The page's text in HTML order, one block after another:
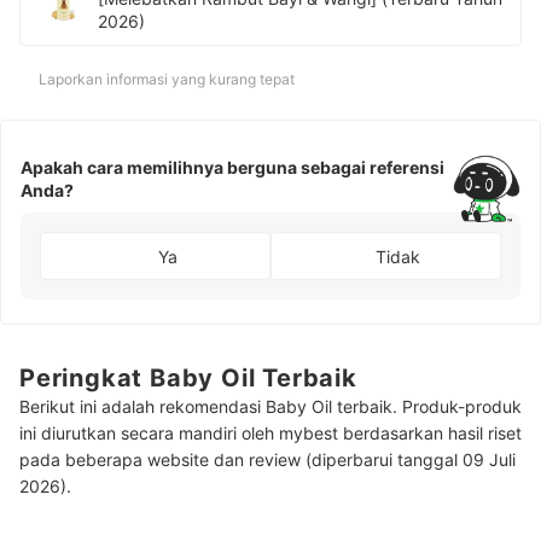
2026)
Laporkan informasi yang kurang tepat
Apakah cara memilihnya berguna sebagai referensi
Anda?
Ya Tidak
Peringkat Baby Oil Terbaik
Berikut ini adalah rekomendasi Baby Oil terbaik. Produk-produk
ini diurutkan secara mandiri oleh mybest berdasarkan hasil riset
pada beberapa website dan review (diperbarui tanggal 09 Juli
2026).